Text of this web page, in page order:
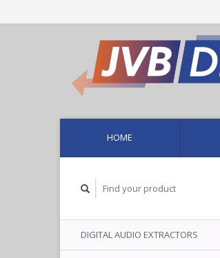
HOME
DIGITAL AUDIO EXTRACTORS